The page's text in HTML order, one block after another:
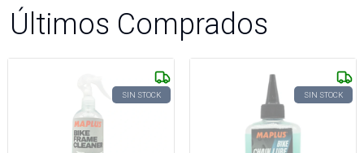
Últimos Comprados
SIN STOCK SIN STOCK